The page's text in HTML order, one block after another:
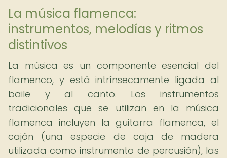
La música flamenca:
instrumentos, melodías y ritmos
distintivos
La música es un componente esencial del
flamenco, y está intrínsecamente ligada al
baile y al canto. Los instrumentos
tradicionales que se utilizan en la música
flamenca incluyen la guitarra flamenca, el
cajón (una especie de caja de madera
utilizada como instrumento de percusión), las